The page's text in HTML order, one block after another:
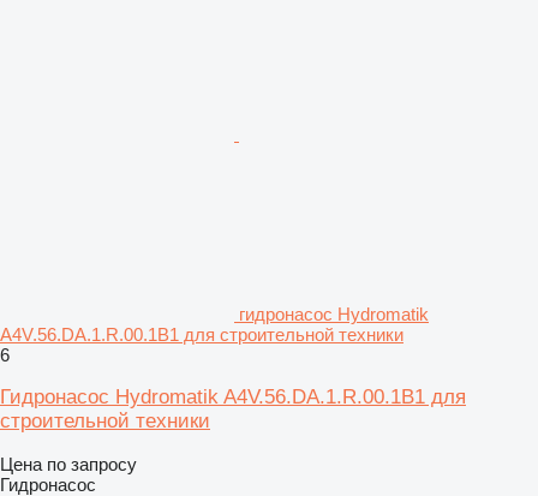
гидронасос Hydromatik
A4V.56.DA.1.R.00.1B1 для строительной техники
6
Гидронасос Hydromatik A4V.56.DA.1.R.00.1B1 для
строительной техники
Цена по запросу
Гидронасос